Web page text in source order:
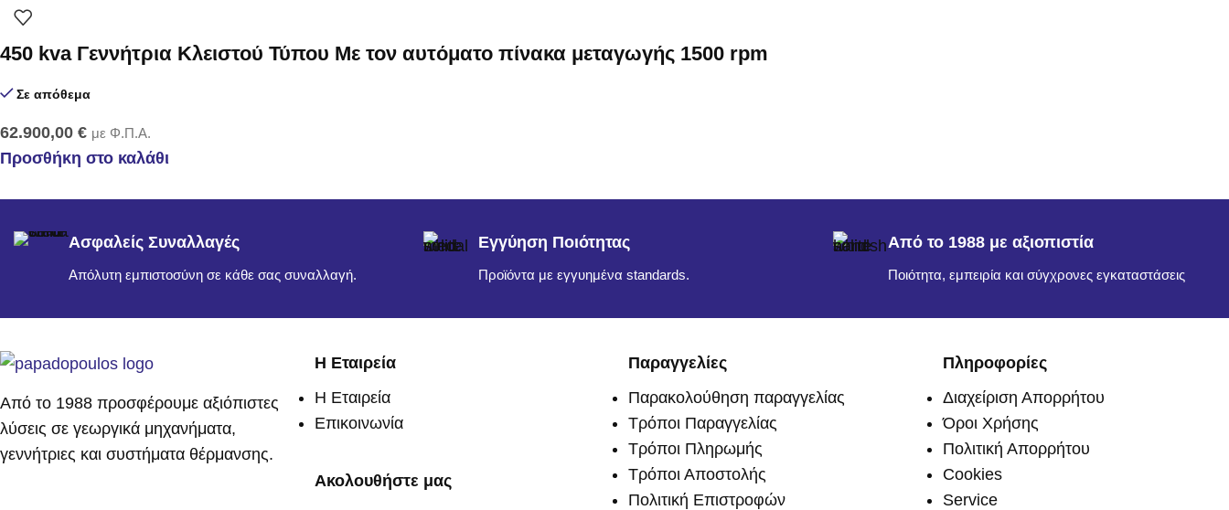
450 kva Γεννήτρια Κλειστού Τύπου Με τον αυτόματο πίνακα μεταγωγής 1500 rpm
Σε απόθεμα
62.900,00 € με Φ.Π.Α.
Προσθήκη στο καλάθι
Ασφαλείς Συναλλαγές
Απόλυτη εμπιστοσύνη σε κάθε σας συναλλαγή.
Εγγύηση Ποιότητας
Προϊόντα με εγγυημένα standards.
Από το 1988 με αξιοπιστία
Ποιότητα, εμπειρία και σύγχρονες εγκαταστάσεις
Από το 1988 προσφέρουμε αξιόπιστες
λύσεις σε γεωργικά μηχανήματα,
γεννήτριες και συστήματα θέρμανσης.
Η Εταιρεία
Η Εταιρεία
Επικοινωνία
Ακολουθήστε μας
Παραγγελίες
Παρακολούθηση παραγγελίας
Τρόποι Παραγγελίας
Τρόποι Πληρωμής
Τρόποι Αποστολής
Πολιτική Επιστροφών
Πληροφορίες
Διαχείριση Απορρήτου
Όροι Χρήσης
Πολιτική Απορρήτου
Cookies
Service